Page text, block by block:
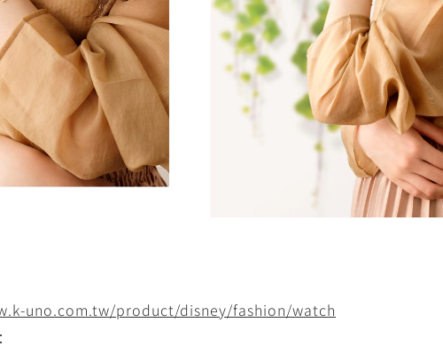
uno.com.tw/product/disney/fashion/watch